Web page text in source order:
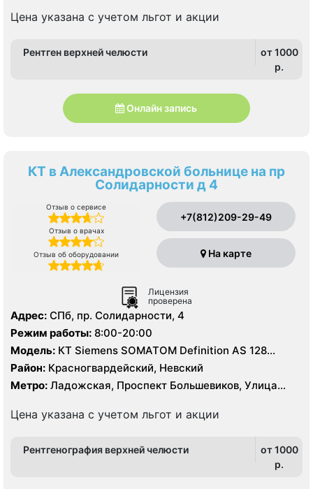
Цена указана с учетом льгот и акции
Рентген верхней челюсти
от 1000
p.
Онлайн запись
КТ в Александровской больнице на пр
Солидарности д 4
Отзыв о сервисе
Отзыв о врачах
Отзыв об оборудовании
+7(812)209-29-49
На карте
Лицензия
проверена
Адрес: СПб, пр. Солидарности, 4
Режим работы: 8:00-20:00
Модель: КТ Siemens SOMATOM Definition AS 128
срезов, КТ Toshiba Aquilion 16 срезов
Район: Красногвардейский, Невский
Метро: Ладожская, Проспект Большевиков, Улица
Цена указана с учетом льгот и акции
Рентгенография верхней челюсти
от 1000
p.